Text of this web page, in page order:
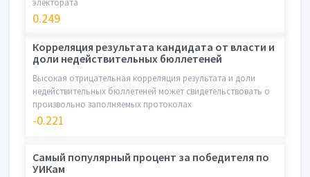
0.249
Корреляция результата кандидата от власти и
доли недействительных бюллетеней
Высокая отрицательная корреляция результата и доли
недействительных бюллетеней может свидетельствовать о
произвольно заполняемых протоколах
-0.221
Самый популярный процент за победителя по
УИКам